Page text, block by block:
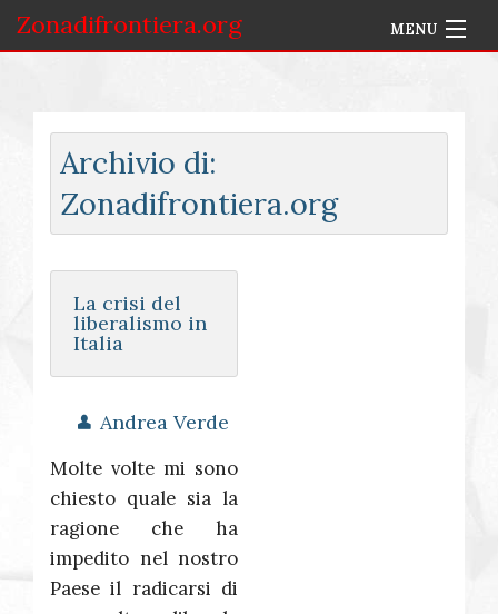
Zonadifrontiera.org MENU
Selezione per Autore
Accedi
Archivio di:
Zonadifrontiera.org
La crisi del
liberalismo in
Italia
Andrea Verde
Molte volte mi sono
chiesto quale sia la
ragione che ha
impedito nel nostro
Paese il radicarsi di